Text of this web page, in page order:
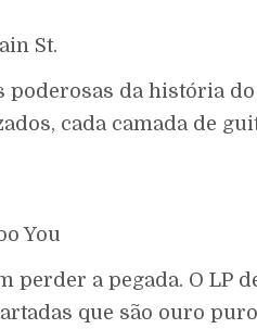
St.
da história
cada camada de
You
perder a pegada. O LP
que são ouro